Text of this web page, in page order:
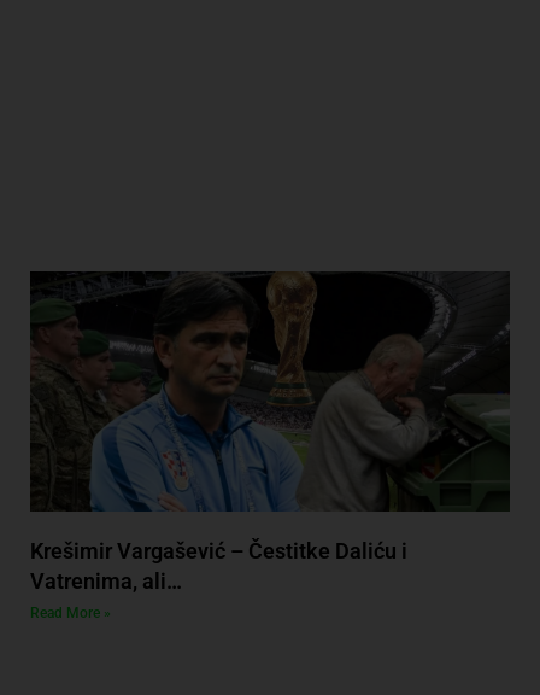
Krešimir Vargašević – Čestitke Daliću i
Vatrenima, ali…
Read More »